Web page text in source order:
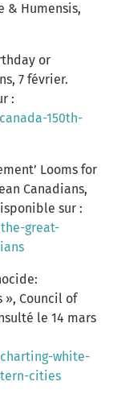
& Humensis,
or
7 février.
:
150th-
Looms for
Canadians,
sur :
great-
», Council of
le 14 mars
white-
cities